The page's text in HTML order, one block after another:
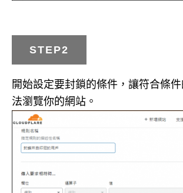
STEP2
開始設定要封鎖的條件，讓符合條
法瀏覽你的網站。